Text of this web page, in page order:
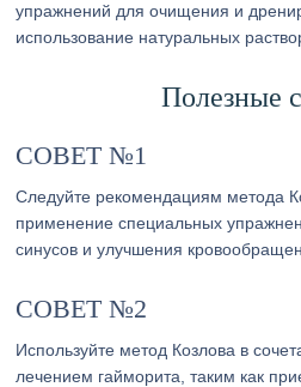
упражнений для очищения и
использование натуральных
Полезные
СОВЕТ №1
Следуйте рекомендациям метода
применение специальных
синусов и улучшения
СОВЕТ №2
Используйте метод Козлова в
лечением гайморита, таким как